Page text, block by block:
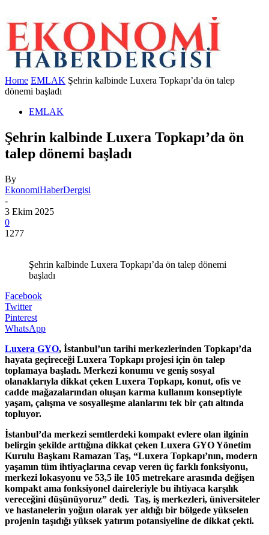
Home EMLAK Şehrin kalbinde Luxera Topkapı’da ön talep
dönemi başladı
EMLAK
Şehrin kalbinde Luxera Topkapı’da ön
talep dönemi başladı
By
EkonomiHaberDergisi
-
3 Ekim 2025
0
1277
Şehrin kalbinde Luxera Topkapı’da ön talep dönemi
başladı
Facebook
Twitter
Pinterest
WhatsApp
Luxera GYO, İstanbul’un tarihi merkezlerinden Topkapı’da
hayata geçireceği Luxera Topkapı projesi için ön talep
toplamaya başladı. Merkezi konumu ve geniş sosyal
olanaklarıyla dikkat çeken Luxera Topkapı, konut, ofis ve
cadde mağazalarından oluşan karma kullanım konseptiyle
yaşam, çalışma ve sosyalleşme alanlarını tek bir çatı altında
topluyor.
İstanbul’da merkezi semtlerdeki kompakt evlere olan ilginin
belirgin şekilde arttığına dikkat çeken Luxera GYO Yönetim
Kurulu Başkanı Ramazan Taş, “Luxera Topkapı’nın, modern
yaşamın tüm ihtiyaçlarına cevap veren üç farklı fonksiyonu,
merkezi lokasyonu ve 53,5 ile 105 metrekare arasında değişen
kompakt ama fonksiyonel daireleriyle bu ihtiyaca karşılık
vereceğini düşünüyoruz” dedi. Taş, iş merkezleri, üniversiteler
ve hastanelerin yoğun olarak yer aldığı bir bölgede yükselen
projenin taşıdığı yüksek yatırım potansiyeline de dikkat çekti.